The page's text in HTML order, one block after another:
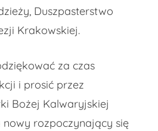
Duszpasterstwo
Krakowskiej.
za czas
i prosić przez
Bożej Kalwaryjskiej
nowy rozpoczynający się